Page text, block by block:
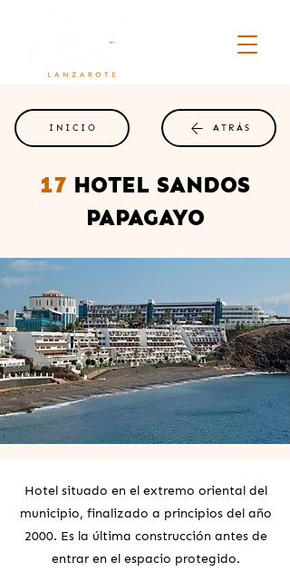
INICIO ATRÁS
17 HOTEL SANDOS
PAPAGAYO
Hotel situado en el extremo oriental del
municipio, finalizado a principios del año
2000. Es la última construcción antes de
entrar en el espacio protegido.